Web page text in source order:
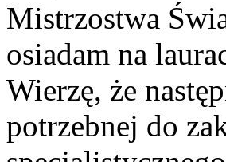
Mistrzostwa
osiadam na
Wierzę, że
potrzebnej do